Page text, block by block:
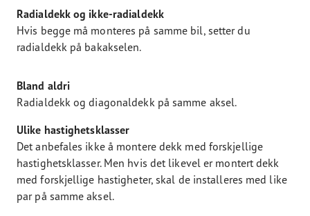
Radialdekk og ikke-radialdekk
Hvis begge må monteres på samme bil, setter du
radialdekk på bakakselen.
Bland aldri
Radialdekk og diagonaldekk på samme aksel.
Ulike hastighetsklasser
Det anbefales ikke å montere dekk med forskjellige
hastighetsklasser. Men hvis det likevel er montert dekk
med forskjellige hastigheter, skal de installeres med like
par på samme aksel.